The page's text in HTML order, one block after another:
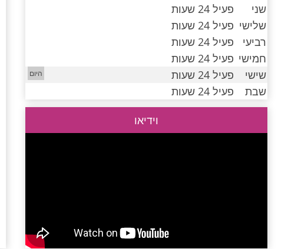
שני
פעיל 24 שעות
שלישי פעיל 24 שעות
רביעי
פעיל 24 שעות
חמישי פעיל 24 שעות
שישי
פעיל 24 שעות
שבת
פעיל 24 שעות
וידיאו